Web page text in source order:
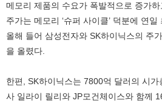
메모리 제품의 수요가 폭발적으로 증가
주가는 메모리 ‘슈퍼 사이클’ 덕분에 연일
올해 들어 삼성전자와 SK하이닉스의 주
을 올렸다.
한편, SK하이닉스는 7800억 달러의 시
사 일라이 릴리와 JP모건체이스와 함께